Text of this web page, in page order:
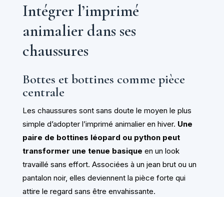
Intégrer l’imprimé
animalier dans ses
chaussures
Bottes et bottines comme pièce
centrale
Les chaussures sont sans doute le moyen le plus
simple d’adopter l’imprimé animalier en hiver. Une
paire de bottines léopard ou python peut
transformer une tenue basique en un look
travaillé sans effort. Associées à un jean brut ou un
pantalon noir, elles deviennent la pièce forte qui
attire le regard sans être envahissante.